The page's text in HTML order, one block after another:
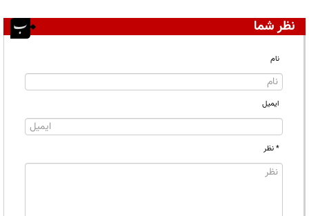
نظر شما
نام
ایمیل
* نظر